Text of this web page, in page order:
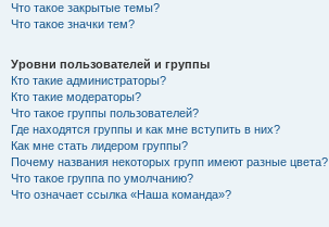
Что такое закрытые темы?
Что такое значки тем?
Уровни пользователей и группы
Кто такие администраторы?
Кто такие модераторы?
Что такое группы пользователей?
Где находятся группы и как мне вступить в них?
Как мне стать лидером группы?
Почему названия некоторых групп имеют разные цвета?
Что такое группа по умолчанию?
Что означает ссылка «Наша команда»?